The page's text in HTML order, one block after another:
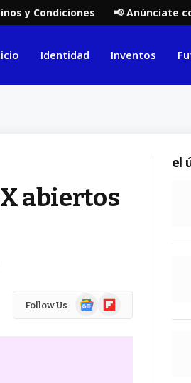
y Condiciones 📢 Anúnciate
Identidad Inventos
abiertos
Follow Us
GoogleFlipboard
el